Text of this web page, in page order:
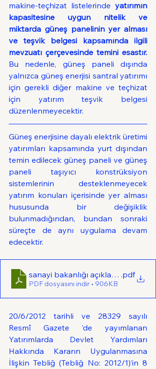
makine-teçhizat listelerinde yatırımın
kapasitesine uygun nitelik ve
miktarda güneş panelinin yer alması
ve teşvik belgesi kapsamında ilgili
Bu nedenle, güneş paneli dışında
yalnızca güneş enerjisi santral yatırımı
için gerekli diğer makine ve teçhizat
için yatırım teşvik belgesi
düzenlenmeyecektir.
Güneş enerjisine dayalı elektrik üretimi
yatırımları kapsamında yurt dışından
temin edilecek güneş paneli ve güneş
paneli taşıyıcı konstrüksiyon
sistemlerinin desteklenmeyecek
yatırım konuları içerisinde yer alması
hususunda bir değişiklik
bulunmadığından, bundan sonraki
süreçte de aynı uygulama devam
edecektir.
sanayi bakanlığı açıklama.pdf
PDF dosyasını indir • 906KB
20/6/2012 tarihli ve 28329 sayılı
Resmî Gazete ’de yayımlanan
Yatırımlarda Devlet Yardımları
Hakkında Kararın Uygulanmasına
İlişkin Tebliğ (Tebliğ No: 2012/1)’in 8